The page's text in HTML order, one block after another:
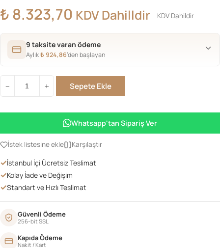
₺8.323,70 KDV Dahilldir KDV Dahildir
9 taksite varan ödeme
Aylık₺924,86’den başlayan
−
Örgülü
Naturel
+ Sepete Ekle
Whatsapp'tan Sipariş Ver
İstek listesine ekle Karşılaştır
✓İstanbul İçi Ücretsiz Teslimat
✓Kolay İade ve Değişim
✓Standart ve Hızlı Teslimat
Güvenli Ödeme
256-bit SSL
Kapıda Ödeme
Nakit / Kart